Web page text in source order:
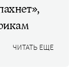
ЧИТАТЬ ЕЩЕ